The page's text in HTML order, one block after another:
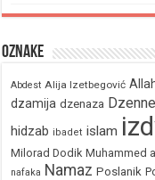
Oznake
Abdest Alija Izetbegović
dzamija dzenaza
hidzab ibadet islam
Milorad Dodik Muhammed
nafaka Namaz Poslanik